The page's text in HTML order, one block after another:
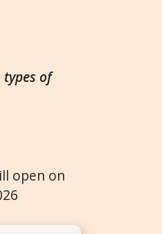
types of
open on